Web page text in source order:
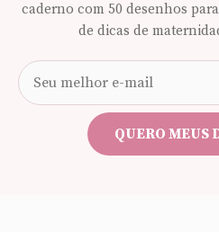
caderno com 50 desenhos
de dicas de
e-
QUERO MEUS